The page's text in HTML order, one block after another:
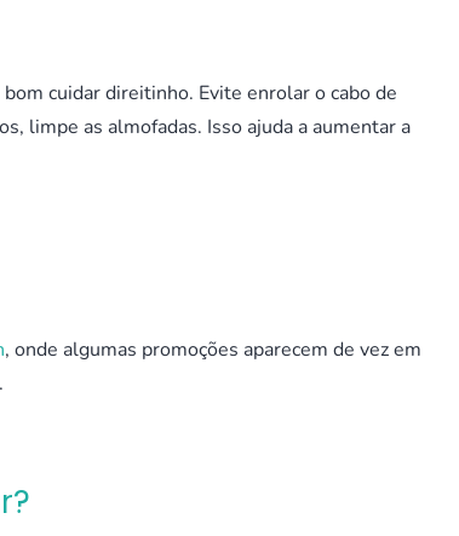
cuidar direitinho. Evite enrolar o cabo de
limpe as almofadas. Isso ajuda a aumentar a
, onde algumas promoções aparecem de vez em